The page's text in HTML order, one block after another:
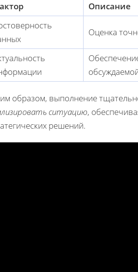
Описание
Оценка
образом, выполнение
ситуацию,
решений.